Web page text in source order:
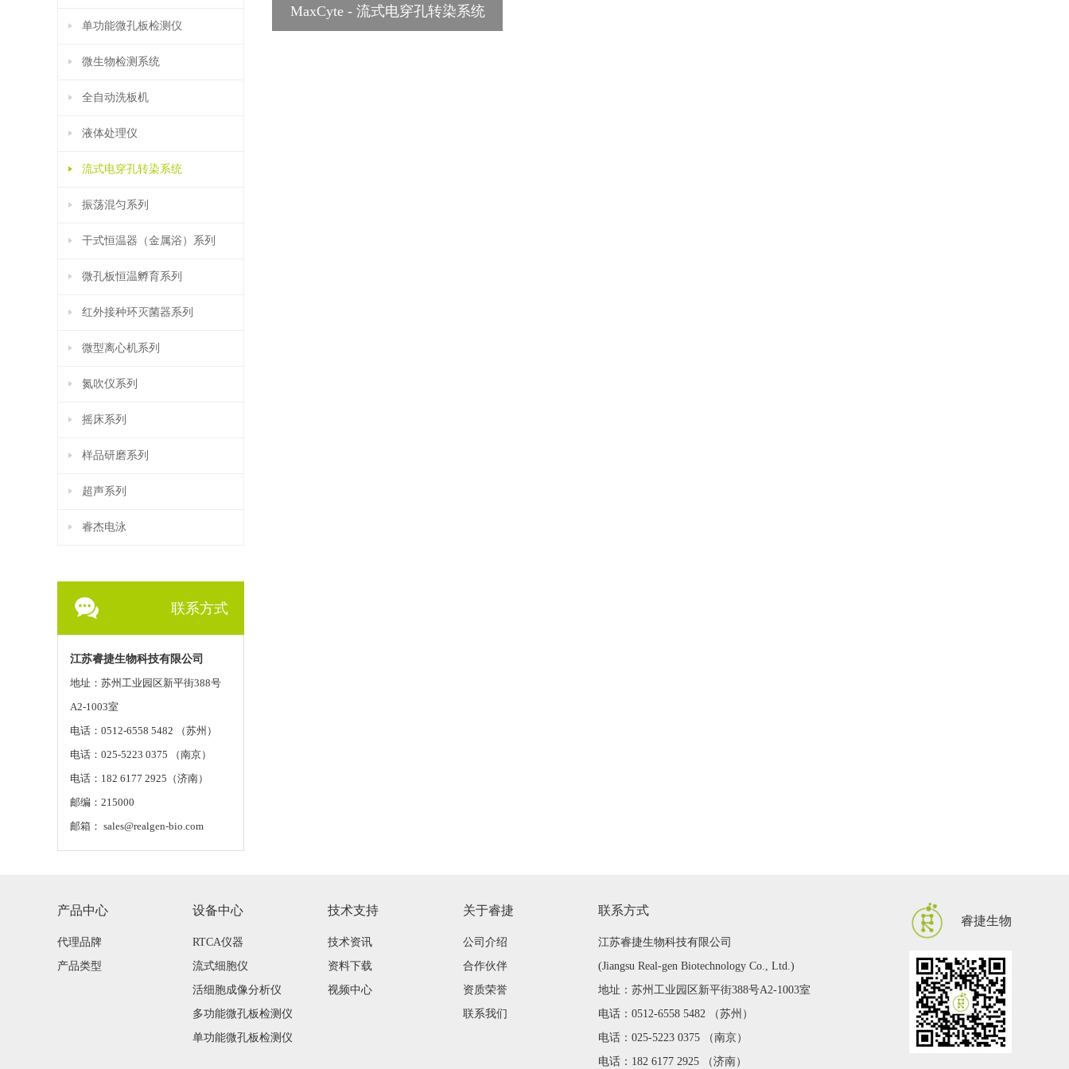
单功能微孔板检测仪
微生物检测系统
全自动洗板机
液体处理仪
流式电穿孔转染系统
振荡混匀系列
干式恒温器（金属浴）系列
微孔板恒温孵育系列
红外接种环灭菌器系列
微型离心机系列
氮吹仪系列
摇床系列
样品研磨系列
超声系列
睿杰电泳
联系方式
江苏睿捷生物科技有限公司
地址：苏州工业园区新平街388号
A2-1003室
电话：0512-6558 5482 （苏州）
电话：025-5223 0375 （南京）
电话：182 6177 2925（济南）
邮编：215000
邮箱： sales@realgen-bio.com
MaxCyte - 流式电穿孔转染系统
产品中心
代理品牌
产品类型
设备中心
RTCA仪器
流式细胞仪
活细胞成像分析仪
多功能微孔板检测仪
单功能微孔板检测仪
技术支持
技术资讯
资料下载
视频中心
关于睿捷
公司介绍
合作伙伴
资质荣誉
联系我们
联系方式
江苏睿捷生物科技有限公司
(Jiangsu Real-gen Biotechnology Co., Ltd.)
地址：苏州工业园区新平街388号A2-1003室
电话：0512-6558 5482 （苏州）
电话：025-5223 0375 （南京）
电话：182 6177 2925 （济南）
睿捷生物